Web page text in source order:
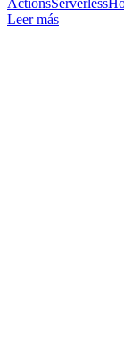
ActionsServerless
Leer más